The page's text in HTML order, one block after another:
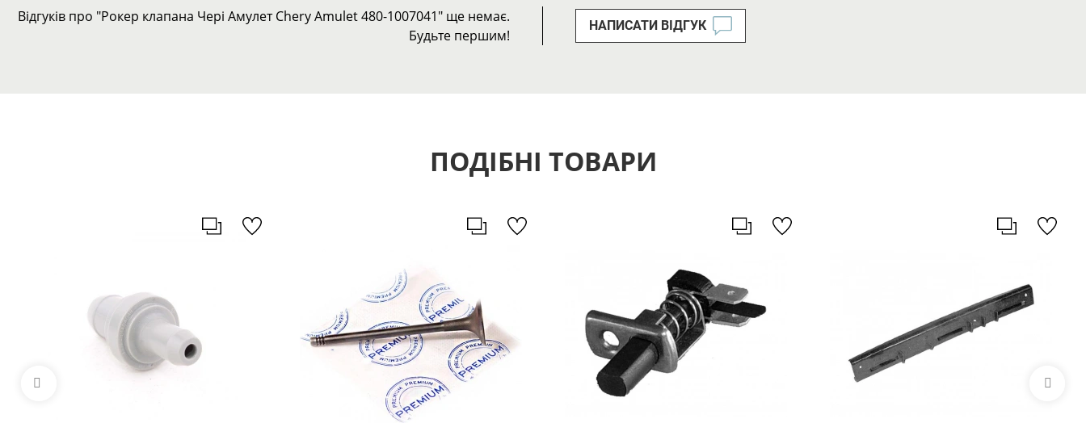
Відгуків про "Рокер клапана Чері Амулет Chery Amulet 480-1007041" ще немає.
Будьте першим!
НАПИСАТИ ВІДГУК
ПОДІБНІ ТОВАРИ